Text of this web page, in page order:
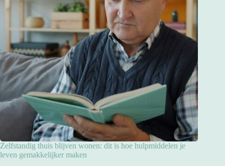
Zelfstandig thuis blijven wonen: dit is hoe hulpmiddelen je
leven gemakkelijker maken